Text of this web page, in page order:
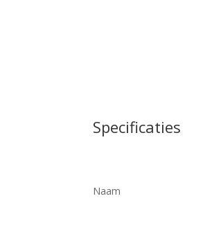
Specificaties
Naam